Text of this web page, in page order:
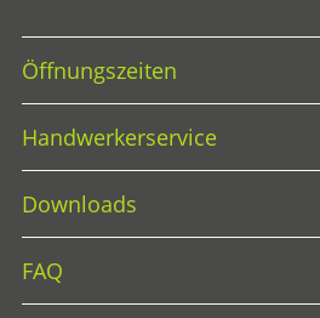
Öffnungszeiten
Handwerkerservice
Downloads
FAQ